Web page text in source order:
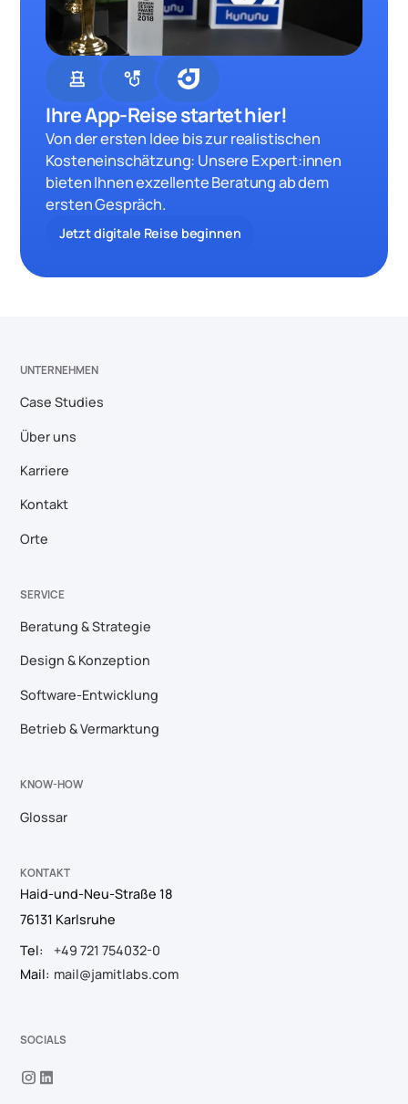
chess strategy
Ihre App-Reise startet hier!
Von der ersten Idee bis zur realistischen
Kosteneinschätzung: Unsere Expert:innen
bieten Ihnen exzellente Beratung ab dem
ersten Gespräch.
Jetzt digitale Reise beginnen
UNTERNEHMEN
Case Studies
Über uns
Karriere
Kontakt
Orte
SERVICE
Beratung & Strategie
Design & Konzeption
Software-Entwicklung
Betrieb & Vermarktung
KNOW-HOW
Glossar
KONTAKT
Haid-und-Neu-Straße 18
76131 Karlsruhe
Tel:
+49 721 754032-0
Mail: mail@jamitlabs.com
SOCIALS